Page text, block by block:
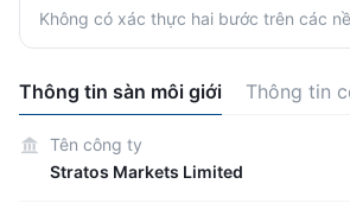
Không có xác thực hai bước trên các
Thông tin sàn môi giới Thông tin
Tên công ty
Stratos Markets Limited